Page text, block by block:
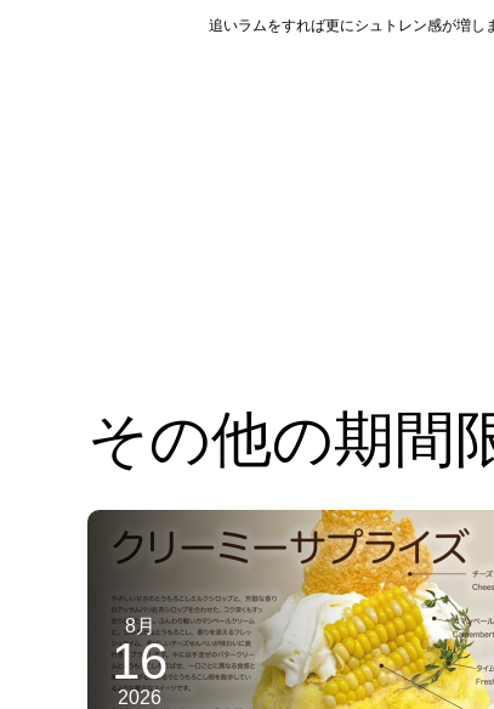
追いラムをすれば更にシュトレン感が増し
その他の期間
8月
16
2026